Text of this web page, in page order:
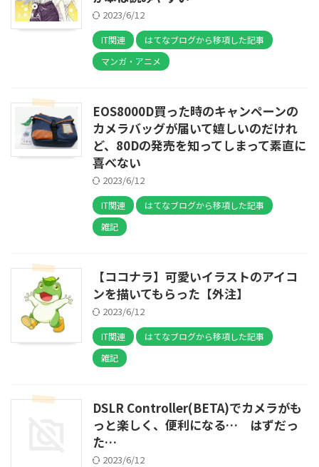
2023/6/12
IT関連
はてなブログから移項した記事
マンガ・アニメ
EOS8000D買った時のキャンペーンの
カメラバッグが届いて嬉しいのだけれ
ど、80Dの発売を知ってしまって素直に
喜べない
2023/6/12
IT関連
はてなブログから移項した記事
雑記
【ココナラ】可愛いイラストのアイコ
ンを描いてもらった【外注】
2023/6/12
IT関連
はてなブログから移項した記事
雑記
DSLR Controller(BETA)でカメラがも
っと楽しく、便利になる… はずだっ
た…
2023/6/12